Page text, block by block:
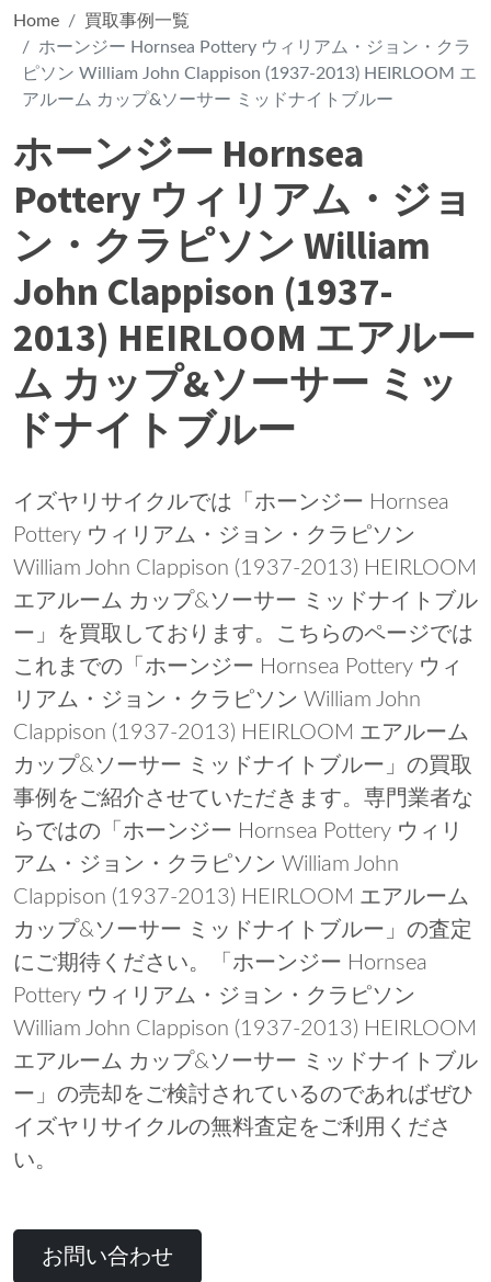
Home
買取事例一覧
ホーンジー Hornsea Pottery ウィリアム・ジョン・クラ
ピソン William John Clappison (1937-2013) HEIRLOOM エ
アルーム カップ&ソーサー ミッドナイトブルー
ホーンジー Hornsea
Pottery ウィリアム・ジョ
ン・クラピソン William
John Clappison (1937-
2013) HEIRLOOM エアルー
ム カップ&ソーサー ミッ
ドナイトブルー
イズヤリサイクルでは「ホーンジー Hornsea
Pottery ウィリアム・ジョン・クラピソン
William John Clappison (1937-2013) HEIRLOOM
エアルーム カップ&ソーサー ミッドナイトブル
ー」を買取しております。こちらのページでは
これまでの「ホーンジー Hornsea Pottery ウィ
リアム・ジョン・クラピソン William John
Clappison (1937-2013) HEIRLOOM エアルーム
カップ&ソーサー ミッドナイトブルー」の買取
事例をご紹介させていただきます。専門業者な
らではの「ホーンジー Hornsea Pottery ウィリ
アム・ジョン・クラピソン William John
Clappison (1937-2013) HEIRLOOM エアルーム
カップ&ソーサー ミッドナイトブルー」の査定
にご期待ください。「ホーンジー Hornsea
Pottery ウィリアム・ジョン・クラピソン
William John Clappison (1937-2013) HEIRLOOM
エアルーム カップ&ソーサー ミッドナイトブル
ー」の売却をご検討されているのであればぜひ
イズヤリサイクルの無料査定をご利用くださ
い。
お問い合わせ